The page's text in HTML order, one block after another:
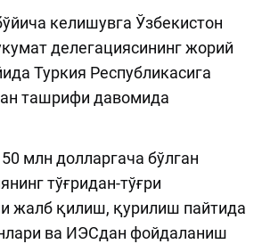
келишувга Ўзбекистон
делегациясининг жорий
Туркия Республикасига
ташрифи давомида
млн долларгача бўлган
тўғридан-тўғри
жалб қилиш, қурилиш пайтида
ва ИЭСдан фойдаланиш